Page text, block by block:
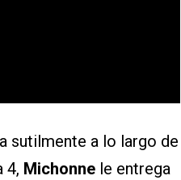
sutilmente a lo largo de
4, Michonne le entrega